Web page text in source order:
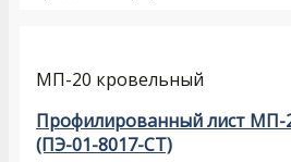
МП-20 кровельный
Профилированный лист МП-
(ПЭ-01-8017-СТ)